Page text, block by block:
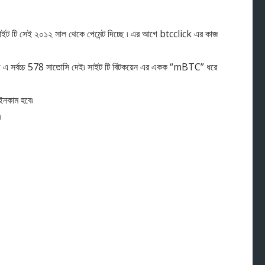
টি সেই ২০১২ সাল থেকে পেমেন্ট দিচ্ছে ৷ এর আগে btcclick এর কাজ
এ সর্বচ্চ 578 সাতোসি দেই৷ সাইট টি বিটকয়েন এর একক “mBTC” ধরে
হবে৷